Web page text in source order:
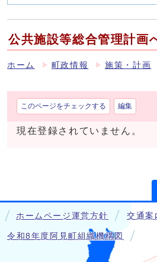
公共施設等総合管理計画
ホーム 町政情報 施策・計画
このページをチェックする 編集
現在登録されていません。
ホームページ運営方針 交通案
令和8年度阿見町組織機構図